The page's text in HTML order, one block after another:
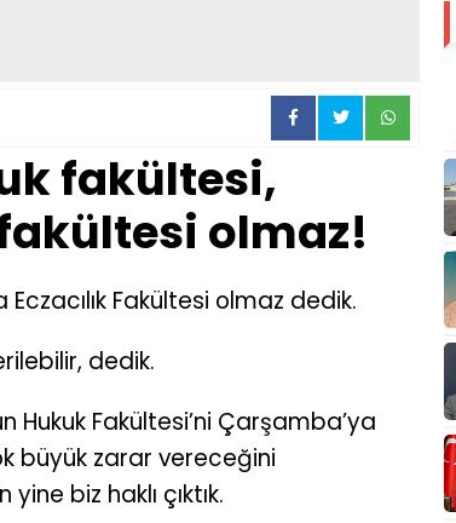
fakültesi,
fakültesi olmaz!
Fakültesi olmaz dedik.
dedik.
Hukuk Fakültesi’ni Çarşamba’ya
büyük zarar vereceğini
biz haklı çıktık.